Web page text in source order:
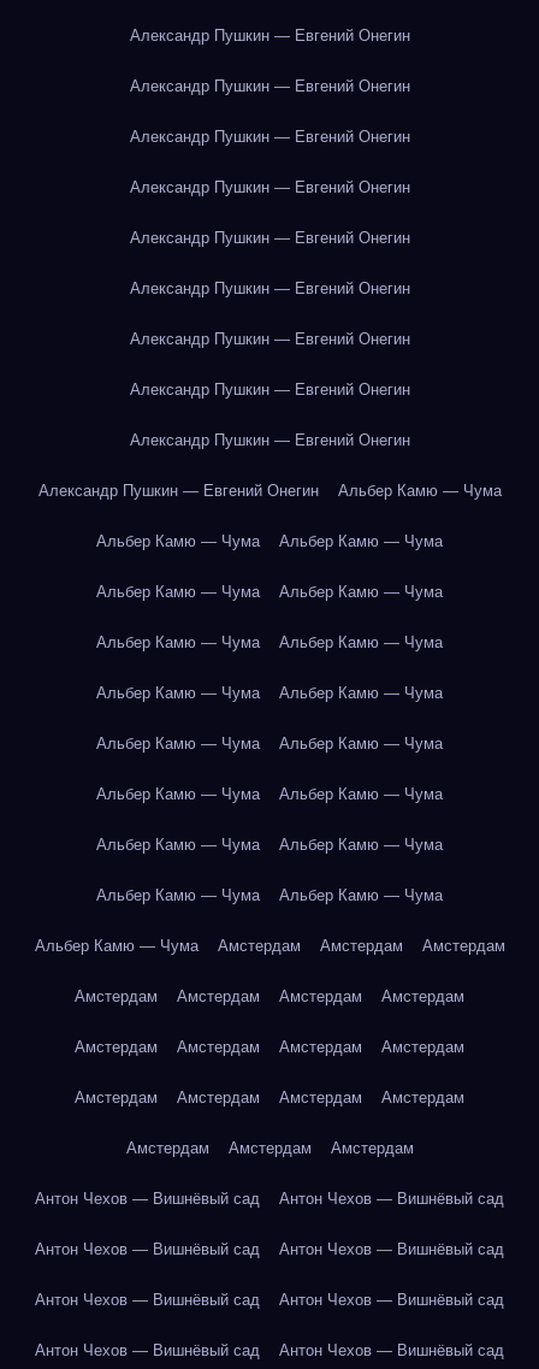
Александр Пушкин — Евгений Онегин
Александр Пушкин — Евгений Онегин
Александр Пушкин — Евгений Онегин
Александр Пушкин — Евгений Онегин
Александр Пушкин — Евгений Онегин
Александр Пушкин — Евгений Онегин
Александр Пушкин — Евгений Онегин
Александр Пушкин — Евгений Онегин
Александр Пушкин — Евгений Онегин
Александр Пушкин — Евгений Онегин Альбер Камю — Чума
Альбер Камю — Чума Альбер Камю — Чума
Альбер Камю — Чума Альбер Камю — Чума
Альбер Камю — Чума Альбер Камю — Чума
Альбер Камю — Чума Альбер Камю — Чума
Альбер Камю — Чума Альбер Камю — Чума
Альбер Камю — Чума Альбер Камю — Чума
Альбер Камю — Чума Альбер Камю — Чума
Альбер Камю — Чума Альбер Камю — Чума
Альбер Камю — Чума Амстердам Амстердам Амстердам
Амстердам Амстердам Амстердам Амстердам
Амстердам Амстердам Амстердам Амстердам
Амстердам Амстердам Амстердам Амстердам
Амстердам Амстердам Амстердам
Антон Чехов — Вишнёвый сад Антон Чехов — Вишнёвый сад
Антон Чехов — Вишнёвый сад Антон Чехов — Вишнёвый сад
Антон Чехов — Вишнёвый сад Антон Чехов — Вишнёвый сад
Антон Чехов — Вишнёвый сад Антон Чехов — Вишнёвый сад